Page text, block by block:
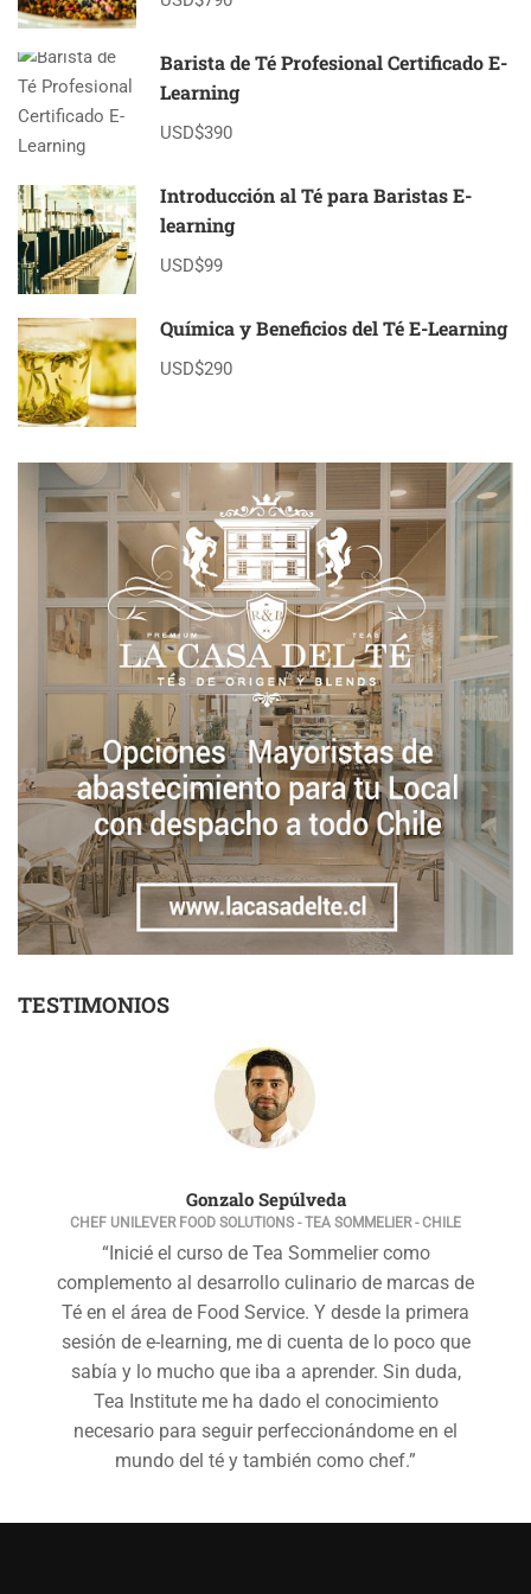
Barista de Té Profesional Certificado E-
Learning
USD$390
Introducción al Té para Baristas E-
learning
USD$99
Química y Beneficios del Té E-Learning
USD$290
TESTIMONIOS
Gonzalo Sepúlveda
CHEF UNILEVER FOOD SOLUTIONS - TEA SOMMELIER - CHILE
“Inicié el curso de Tea Sommelier como
complemento al desarrollo culinario de marcas de
Té en el área de Food Service. Y desde la primera
sesión de e-learning, me di cuenta de lo poco que
sabía y lo mucho que iba a aprender. Sin duda,
Tea Institute me ha dado el conocimiento
necesario para seguir perfeccionándome en el
mundo del té y también como chef.”